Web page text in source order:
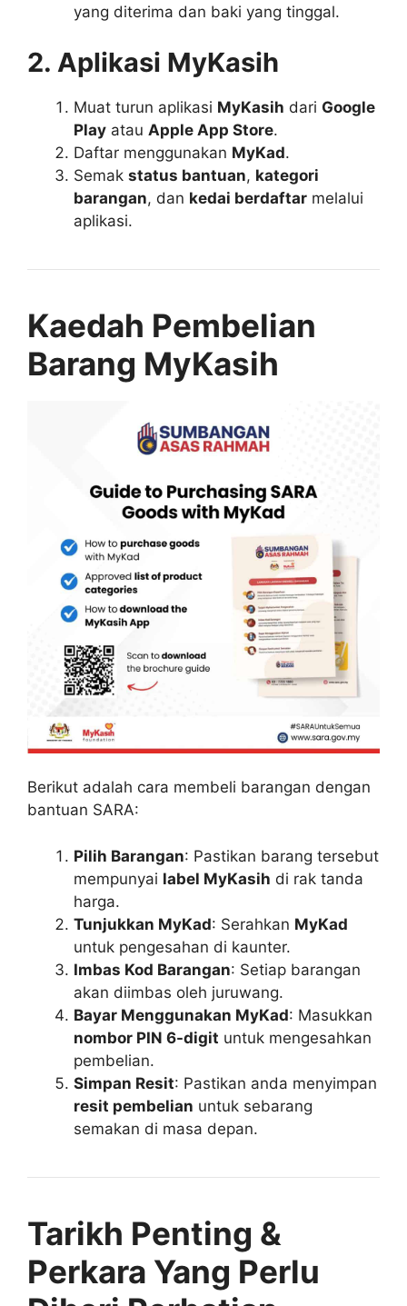
yang diterima dan baki yang tinggal.
2. Aplikasi MyKasih
Muat turun aplikasi MyKasih dari Google
Play atau Apple App Store.
Daftar menggunakan MyKad.
Semak status bantuan, kategori
barangan, dan kedai berdaftar melalui
aplikasi.
Kaedah Pembelian
Barang MyKasih
Berikut adalah cara membeli barangan dengan
bantuan SARA:
Pilih Barangan: Pastikan barang tersebut
mempunyai label MyKasih di rak tanda
harga.
Tunjukkan MyKad: Serahkan MyKad
untuk pengesahan di kaunter.
Imbas Kod Barangan: Setiap barangan
akan diimbas oleh juruwang.
Bayar Menggunakan MyKad: Masukkan
nombor PIN 6-digit untuk mengesahkan
pembelian.
Simpan Resit: Pastikan anda menyimpan
resit pembelian untuk sebarang
semakan di masa depan.
Tarikh Penting &
Perkara Yang Perlu